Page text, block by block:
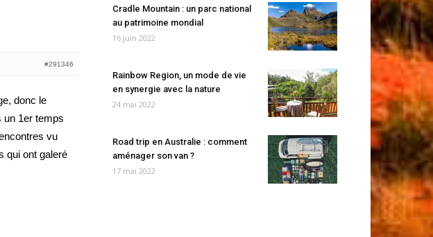
#291346
donc le
un 1er temps
vu
qui ont galeré
Cradle Mountain : un parc national
au patrimoine mondial
16 juin 2022
Rainbow Region, un mode de vie
en synergie avec la nature
24 mai 2022
Road trip en Australie : comment
aménager son van ?
17 mai 2022